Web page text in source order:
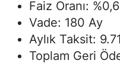
Faiz Oranı:
Vade: 180 Ay
Aylık Taksit:
Toplam Geri